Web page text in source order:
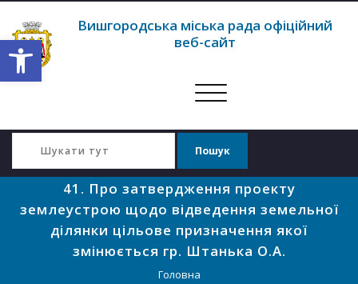
Відкрити Панель інструментів
Вишгородська міська рада офіційний
веб-сайт
Перемкнути
41. Про затвердження проекту
землеустрою щодо відведення земельної
ділянки цільове призначення якої
змінюється гр. Штанька О.А.
Головна